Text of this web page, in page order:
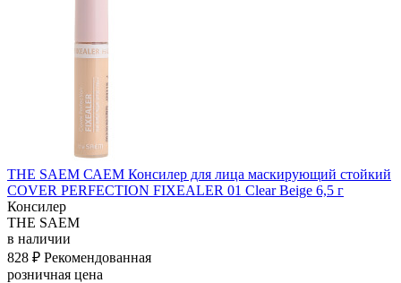
THE SAEM САЕМ Консилер для лица маскирующий стойкий
COVER PERFECTION FIXEALER 01 Clear Beige 6,5 г
Консилер
THE SAEM
в наличии
828 ₽ Рекомендованная
розничная цена